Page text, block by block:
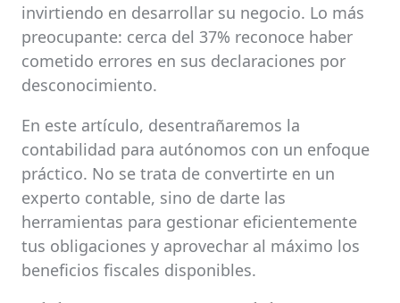
invirtiendo en desarrollar su negocio. Lo más
preocupante: cerca del 37% reconoce haber
cometido errores en sus declaraciones por
desconocimiento.
En este artículo, desentrañaremos la
contabilidad para autónomos con un enfoque
práctico. No se trata de convertirte en un
experto contable, sino de darte las
herramientas para gestionar eficientemente
tus obligaciones y aprovechar al máximo los
beneficios fiscales disponibles.